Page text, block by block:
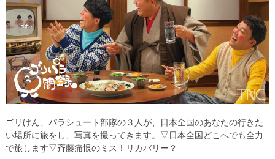
ゴリけん、パラシュート部隊の３人が、日本全国のあなたの行きた
い場所に旅をし、写真を撮ってきます。▽日本全国どこへでも全力
で旅します▽斉藤痛恨のミス！リカバリー？